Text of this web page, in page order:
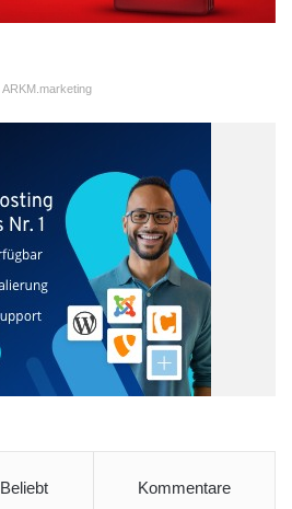
ARKM.marketing
Beliebt Kommentare